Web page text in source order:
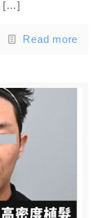
[…]
Read more